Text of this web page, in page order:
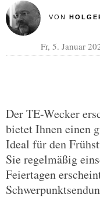
VON
Fr, 5. Januar
Der TE-Wecker
bietet Ihnen einen
Ideal für den
Sie regelmäßig
Feiertagen